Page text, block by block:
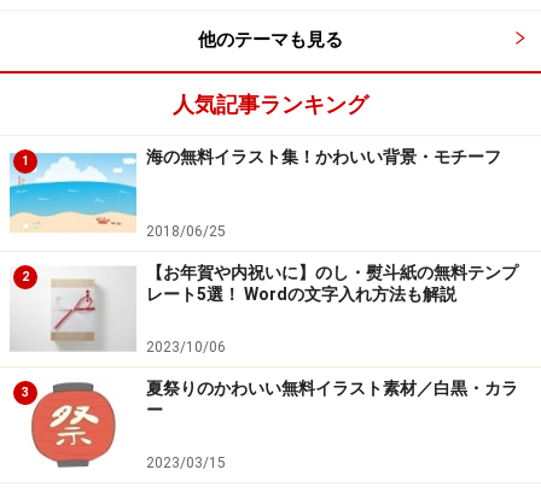
他のテーマも見る
人気記事ランキング
1 海の無料イラスト集！かわいい背景・モチーフ
2018/06/25
2
【お年賀や内祝いに】のし・熨斗紙の無料テンプ
レート5選！ Wordの文字入れ方法も解説
2023/10/06
3
夏祭りのかわいい無料イラスト素材／白黒・カラ
ー
2023/03/15